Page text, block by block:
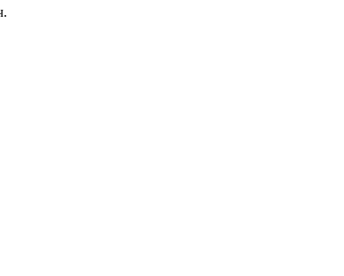
Ваших индивидуальных требований.
неоднородные по химическому составу